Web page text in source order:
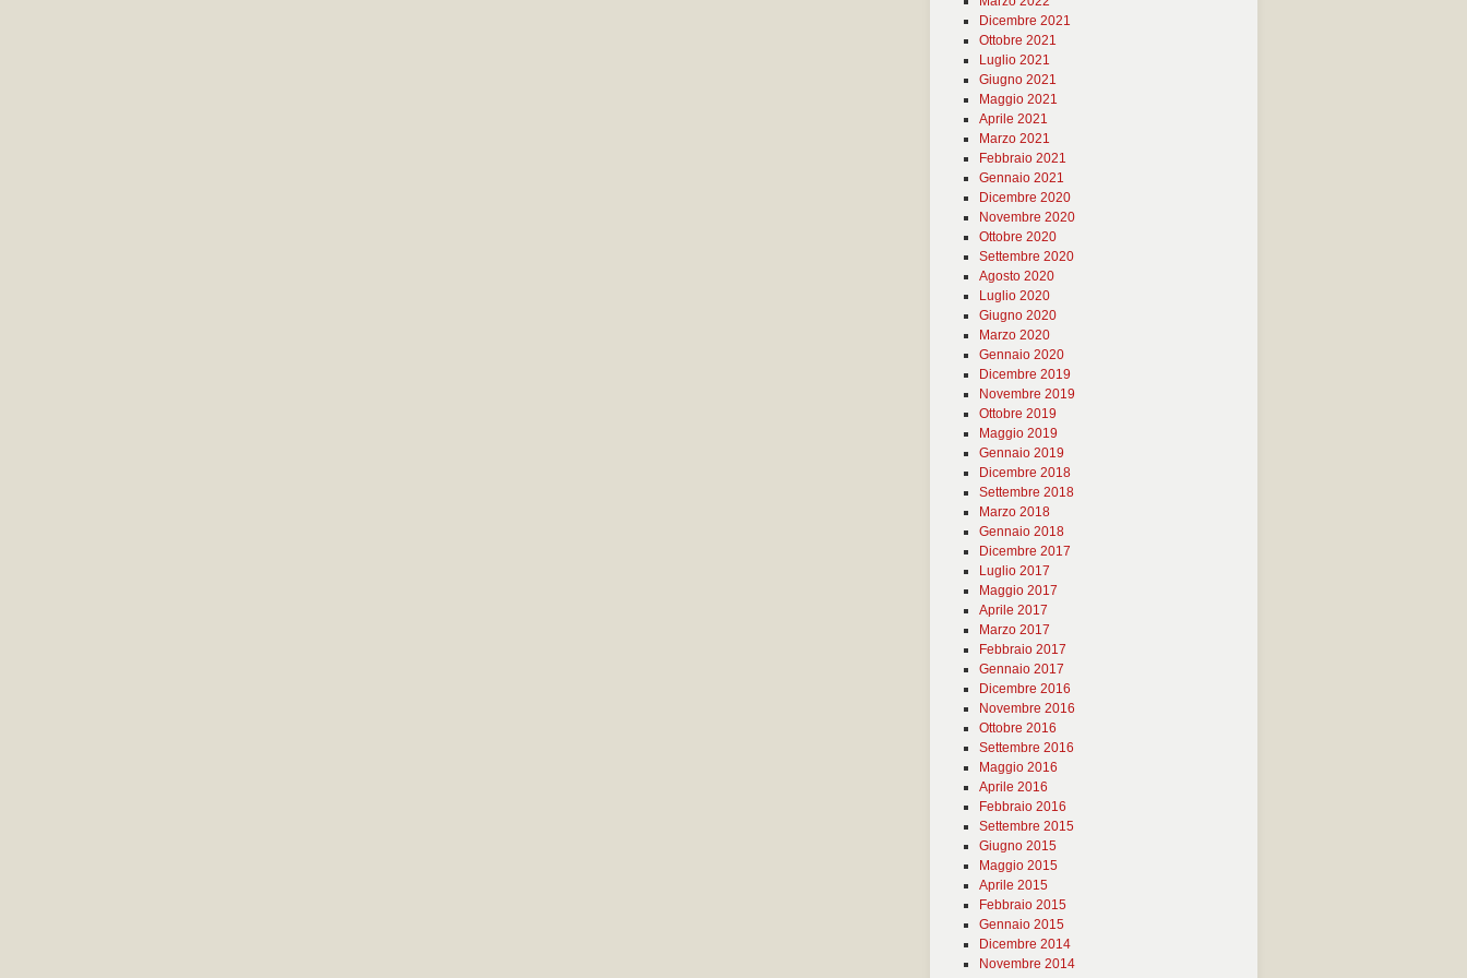
Dicembre 2021
Ottobre 2021
Luglio 2021
Giugno 2021
Maggio 2021
Aprile 2021
Marzo 2021
Febbraio 2021
Gennaio 2021
Dicembre 2020
Novembre 2020
Ottobre 2020
Settembre 2020
Agosto 2020
Luglio 2020
Giugno 2020
Marzo 2020
Gennaio 2020
Dicembre 2019
Novembre 2019
Ottobre 2019
Maggio 2019
Gennaio 2019
Dicembre 2018
Settembre 2018
Marzo 2018
Gennaio 2018
Dicembre 2017
Luglio 2017
Maggio 2017
Aprile 2017
Marzo 2017
Febbraio 2017
Gennaio 2017
Dicembre 2016
Novembre 2016
Ottobre 2016
Settembre 2016
Maggio 2016
Aprile 2016
Febbraio 2016
Settembre 2015
Giugno 2015
Maggio 2015
Aprile 2015
Febbraio 2015
Gennaio 2015
Dicembre 2014
Novembre 2014